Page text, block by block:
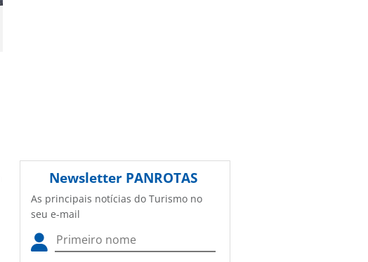
Newsletter PANROTAS
As principais notícias do Turismo no
seu e-mail